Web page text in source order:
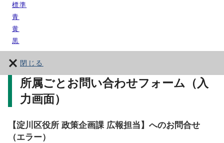
標準
青
黄
黒
閉じる
所属ごとお問い合わせフォーム（入
力画面）
【淀川区役所 政策企画課 広報担当】へのお問合せ
（エラー）